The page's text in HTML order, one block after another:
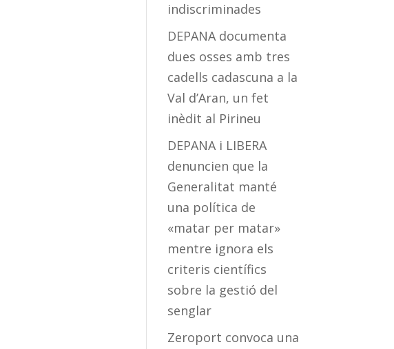
indiscriminades
DEPANA documenta
dues osses amb tres
cadells cadascuna a la
Val d’Aran, un fet
inèdit al Pirineu
DEPANA i LIBERA
denuncien que la
Generalitat manté
una política de
«matar per matar»
mentre ignora els
criteris científics
sobre la gestió del
senglar
Zeroport convoca una